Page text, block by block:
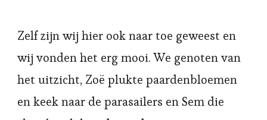
Zelf zijn wij hier ook naar toe geweest en
wij vonden het erg mooi. We genoten van
het uitzicht, Zoë plukte paardenbloemen
en keek naar de parasailers en Sem die